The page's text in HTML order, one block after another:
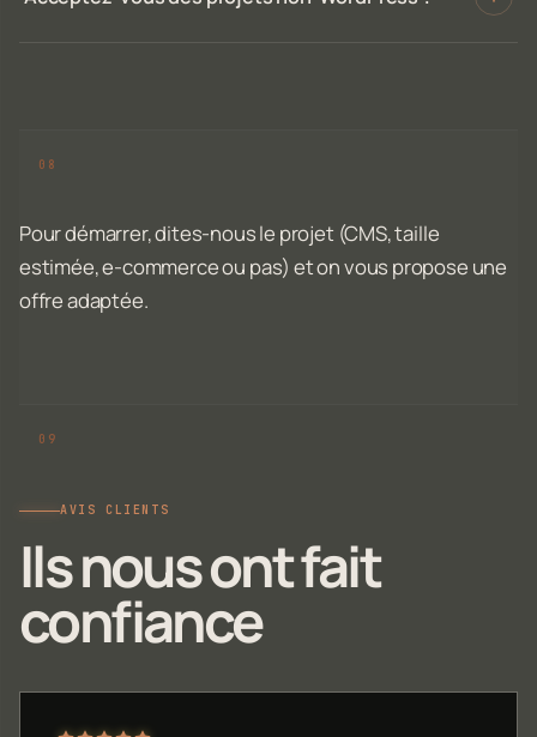
Pour démarrer, dites-nous le projet (CMS, taille
estimée, e-commerce ou pas) et on vous propose une
offre adaptée.
AVIS CLIENTS
Ils nous ont fait
confiance